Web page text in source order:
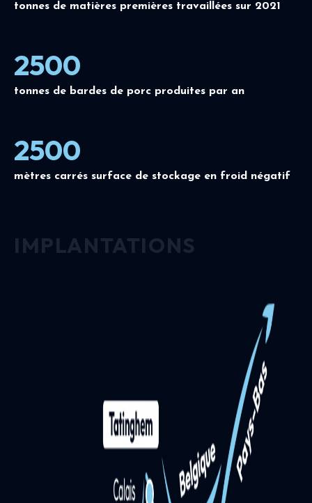
tonnes de matières premières travaillées sur 2021
2500
tonnes de bardes de porc produites par an
2500
mètres carrés surface de stockage en froid négatif
IMPLANTATIONS